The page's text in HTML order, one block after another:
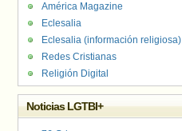
América Magazine
Eclesalia
Eclesalia (información religiosa)
Redes Cristianas
Religión Digital
Noticias LGTBI+